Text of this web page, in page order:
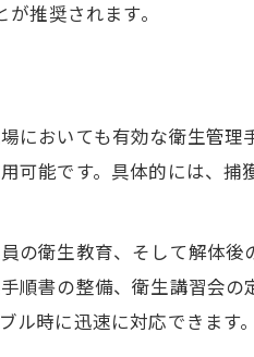
管理者資格取得の勉強法と
で陥りやすい代表的な失敗例
ドライン未対応で起こるリ
衛生管理ミスを未然に防ぐ
気をつけたい解体現場の注
推奨されます。
おいても有効な衛生管理
可能です。具体的には、
の衛生教育、そして解体
順書の整備、衛生講習会
ル時に迅速に対応できます。